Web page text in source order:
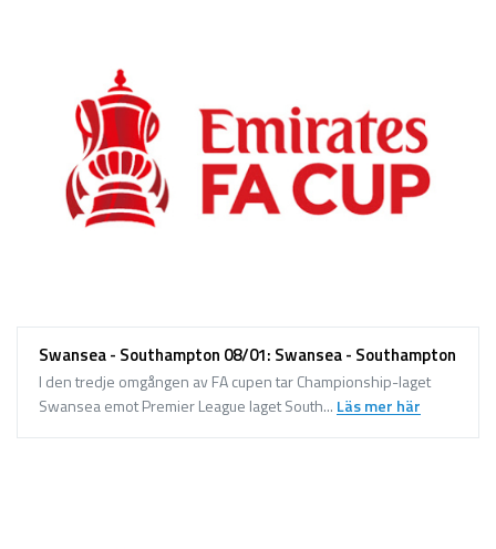
Online casino
Bettingappar
Stryktipset
Registera
Swansea - Southampton 08/01: Swansea - Southampton
I den tredje omgången av FA cupen tar Championship-laget
Swansea emot Premier League laget South... Läs mer här